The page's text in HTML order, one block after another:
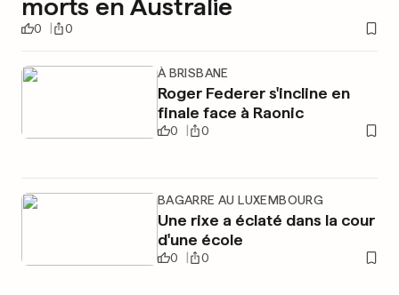
morts en Australie
0 0
À BRISBANE
Roger Federer s'incline en
finale face à Raonic
0 0
BAGARRE AU LUXEMBOURG
Une rixe a éclaté dans la cour
d'une école
0 0